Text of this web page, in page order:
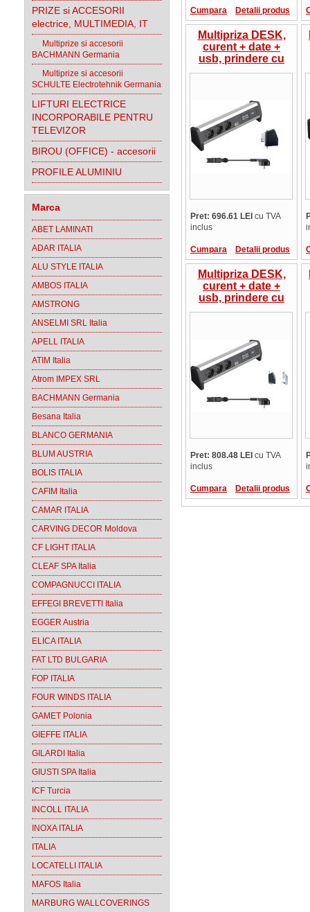
PRIZE si ACCESORII
electrice, MULTIMEDIA, IT
Multiprize si accesorii
BACHMANN Germania
Multiprize si accesorii
SCHULTE Electrotehnik Germania
LIFTURI ELECTRICE
INCORPORABILE PENTRU
TELEVIZOR
BIROU (OFFICE) - accesorii
PROFILE ALUMINIU
Marca
ABET LAMINATI
ADAR ITALIA
ALU STYLE ITALIA
AMBOS ITALIA
AMSTRONG
ANSELMI SRL Italia
APELL ITALIA
ATIM Italia
Atrom IMPEX SRL
BACHMANN Germania
Besana Italia
BLANCO GERMANIA
BLUM AUSTRIA
BOLIS ITALIA
CAFIM Italia
CAMAR ITALIA
CARVING DECOR Moldova
CF LIGHT ITALIA
CLEAF SPA Italia
COMPAGNUCCI ITALIA
EFFEGI BREVETTI Italia
EGGER Austria
ELICA ITALIA
FAT LTD BULGARIA
FOP ITALIA
FOUR WINDS ITALIA
GAMET Polonia
GIEFFE ITALIA
GILARDI Italia
GIUSTI SPA Italia
ICF Turcia
INCOLL ITALIA
INOXA ITALIA
ITALIA
LOCATELLI ITALIA
MAFOS Italia
MARBURG WALLCOVERINGS
Cumpara Detalii produs
Multipriza DESK,
curent + date +
usb, prindere cu
surub, Bachmann
Pret: 696.61 LEI cu TVA
inclus
Cumpara Detalii produs
Multipriza DESK,
curent + date +
usb, prindere cu
clema, Bachmann
Pret: 808.48 LEI cu TVA
inclus
Cumpara Detalii produs